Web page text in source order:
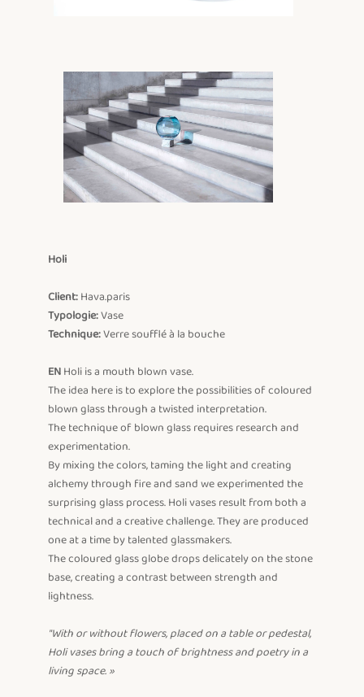
Holi
Client:
Hava.paris
Typologie:
Vase
Technique: Verre soufflé à la bouche
EN Holi is a mouth blown vase.
The idea here is to explore the possibilities of coloured
blown glass through a twisted interpretation.
The technique of blown glass requires research and
experimentation.
By mixing the colors, taming the light and creating
alchemy through fire and sand we experimented the
surprising glass process. Holi vases result from both a
technical and a creative challenge. They are produced
one at a time by talented glassmakers.
The coloured glass globe drops delicately on the stone
base, creating a contrast between strength and
lightness.
"With or without flowers, placed on a table or pedestal,
Holi vases bring a touch of brightness and poetry in a
living space. »